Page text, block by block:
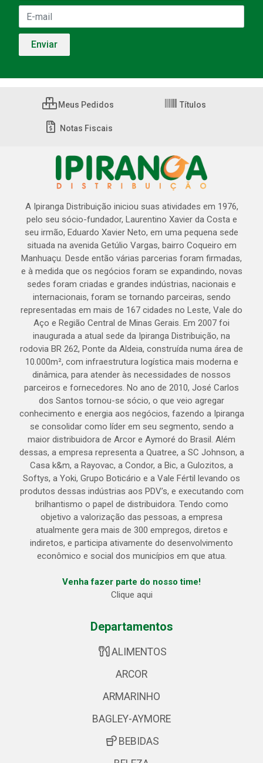
Meus Pedidos Títulos
Notas Fiscais
A Ipiranga Distribuição iniciou suas atividades em 1976,
pelo seu sócio-fundador, Laurentino Xavier da Costa e
seu irmão, Eduardo Xavier Neto, em uma pequena sede
situada na avenida Getúlio Vargas, bairro Coqueiro em
Manhuaçu. Desde então várias parcerias foram firmadas,
e à medida que os negócios foram se expandindo, novas
sedes foram criadas e grandes indústrias, nacionais e
internacionais, foram se tornando parceiras, sendo
representadas em mais de 167 cidades no Leste, Vale do
Aço e Região Central de Minas Gerais. Em 2007 foi
inaugurada a atual sede da Ipiranga Distribuição, na
rodovia BR 262, Ponte da Aldeia, construída numa área de
10.000m², com infraestrutura logística mais moderna e
dinâmica, para atender às necessidades de nossos
parceiros e fornecedores. No ano de 2010, José Carlos
dos Santos tornou-se sócio, o que veio agregar
conhecimento e energia aos negócios, fazendo a Ipiranga
se consolidar como líder em seu segmento, sendo a
maior distribuidora de Arcor e Aymoré do Brasil. Além
dessas, a empresa representa a Quatree, a SC Johnson, a
Casa k&m, a Rayovac, a Condor, a Bic, a Gulozitos, a
Softys, a Yoki, Grupo Boticário e a Vale Fértil levando os
produtos dessas indústrias aos PDV’s, e executando com
brilhantismo o papel de distribuidora. Tendo como
objetivo a valorização das pessoas, a empresa
atualmente gera mais de 300 empregos, diretos e
indiretos, e participa ativamente do desenvolvimento
econômico e social dos municípios em que atua.
Venha fazer parte do nosso time!
Clique aqui
Departamentos
ALIMENTOS
ARCOR
ARMARINHO
BAGLEY-AYMORE
BEBIDAS